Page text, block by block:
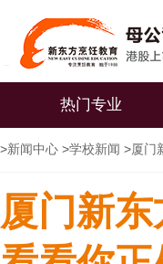
热门专业
>新闻中心 >学校新闻 >厦门
厦门新